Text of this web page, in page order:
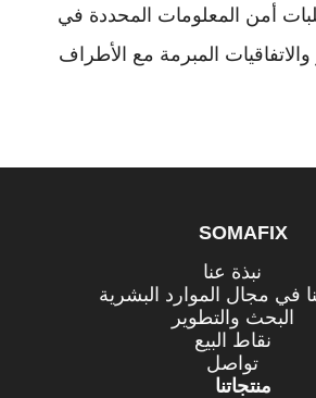
أمن المعلومات المحددة في
والاتفاقيات المبرمة مع الأطراف
SOMAFIX
نبذة عنا
في مجال الموارد البشرية
البحث والتطوير
نقاط البيع
تواصل
منتجاتنا